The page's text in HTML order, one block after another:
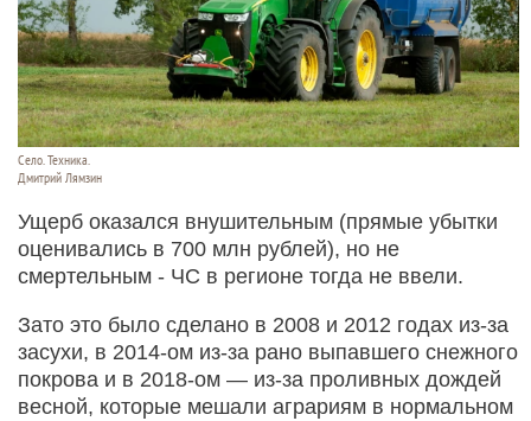
Село. Техника.
Дмитрий Лямзин
Ущерб оказался внушительным (прямые убытки
оценивались в 700 млн рублей), но не
смертельным - ЧС в регионе тогда не ввели.
Зато это было сделано в 2008 и 2012 годах из-за
засухи, в 2014-ом из-за рано выпавшего снежного
покрова и в 2018-ом — из-за проливных дождей
весной, которые мешали аграриям в нормальном